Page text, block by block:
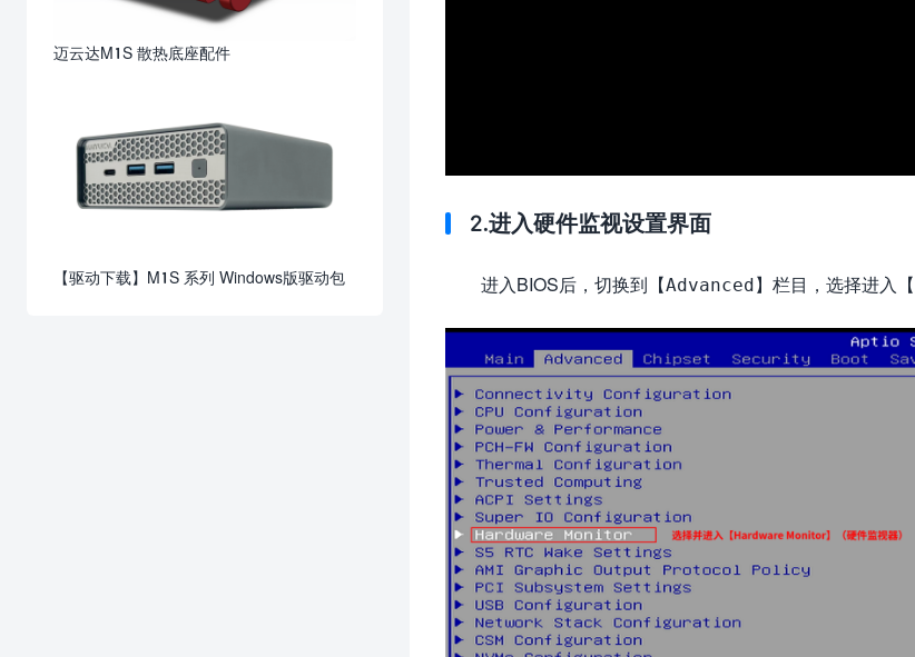
2.进入硬件监视设置界面
进入BIOS后，切换到【Advanced】栏目，选择进入【
迈云达M1S 散热底座配件
【驱动下载】M1S 系列 Windows版驱动包